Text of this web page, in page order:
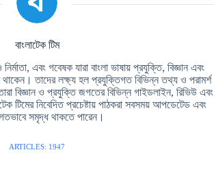
বাংলাটেক টিম
এবং গবেষক যারা বাংলা ভাষায় প্রযুক্তি, বিজ্ঞান এবং
থাকেন। তাদের লক্ষ্য হল প্রযুক্তিগত বিভিন্ন তথ্য ও পরামর্শ
বিজ্ঞান ও প্রযুক্তি জগতের বিভিন্ন গাইডলাইন, রিভিউ এবং
টিমের নিবেদিত প্রচেষ্টায় পাঠকরা সবসময় আপডেটেড এবং
সমৃদ্ধ থাকতে পারেন।
ARTICLES: 1947